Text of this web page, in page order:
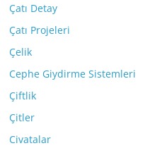
Çatı Detay
Çatı Projeleri
Çelik
Cephe Giydirme Sistemleri
Çiftlik
Çitler
Civatalar